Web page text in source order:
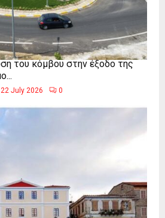
του κόμβου στην έξοδο της
22 July 2026 0